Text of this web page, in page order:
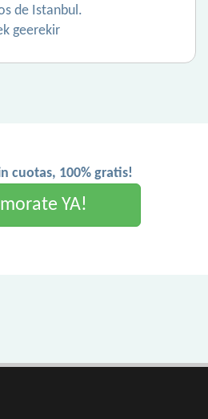
de Istanbul.
geerekir
cuotas, 100% gratis!
YA!